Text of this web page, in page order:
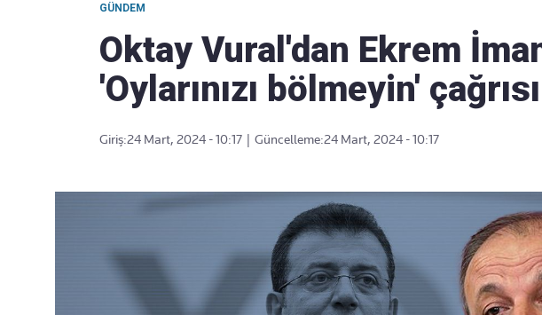
GÜNDEM
Oktay Vural'dan Ekrem
'Oylarınızı bölmeyin'
Giriş:24 Mart, 2024 - 10:17 Güncelleme:24 Mart, 2024 - 10:17